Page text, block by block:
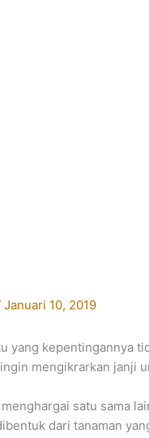
Januari 10, 2019
yang kepentingannya
mengikrarkan janji
satu sama
dari tanaman